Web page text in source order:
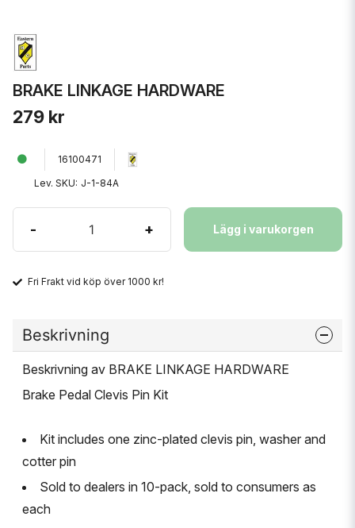
BRAKE LINKAGE HARDWARE
279 kr
16100471
Lev. SKU: J-1-84A
- + Lägg i varukorgen
Fri Frakt vid köp över 1000 kr!
Beskrivning
Beskrivning av BRAKE LINKAGE HARDWARE
Brake Pedal Clevis Pin Kit
Kit includes one zinc-plated clevis pin, washer and
cotter pin
Sold to dealers in 10-pack, sold to consumers as
each